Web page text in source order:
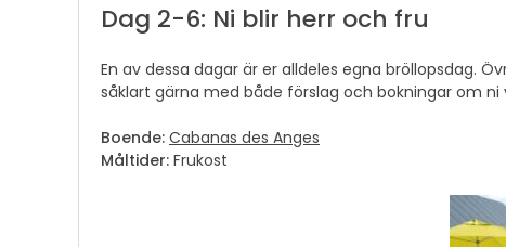
Dag 2-6: Ni blir herr och fru
En av dessa dagar är er alldeles egna bröllopsdag.
såklart gärna med både förslag och bokningar om ni
Boende: Cabanas des Anges
Måltider: Frukost